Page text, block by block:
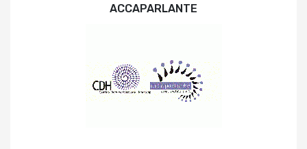
ACCAPARLANTE